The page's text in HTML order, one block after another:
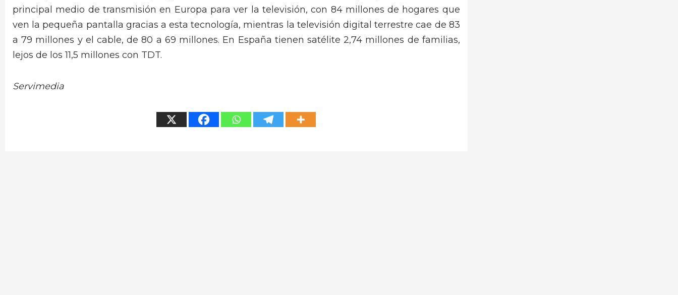
principal medio de transmisión en Europa para ver la televisión, con 84 millones de hogares que
ven la pequeña pantalla gracias a esta tecnología, mientras la televisión digital terrestre cae de 83
a 79 millones y el cable, de 80 a 69 millones. En España tienen satélite 2,74 millones de familias,
lejos de los 11,5 millones con TDT.
Servimedia